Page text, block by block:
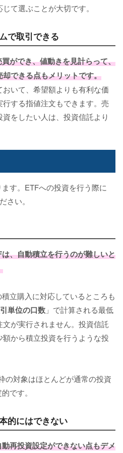
て選ぶことが大切です。
で取引できる
ができ、値動きを見計らって、
できる点もメリットです。
いて、希望額よりも有利な価
する指値注文もできます。売
をしたい人は、投資信託より
す。ETFへの投資を行う際に
さい。
、自動積立を行うのが難しいと
立購入に対応しているところも
単位の口数 」で計算される最低
が実行されません。投資信託
から積立投資を行うような投
の対象はほとんどが通常の投資
です。
的にはできない
再投資設定ができない点もデメ